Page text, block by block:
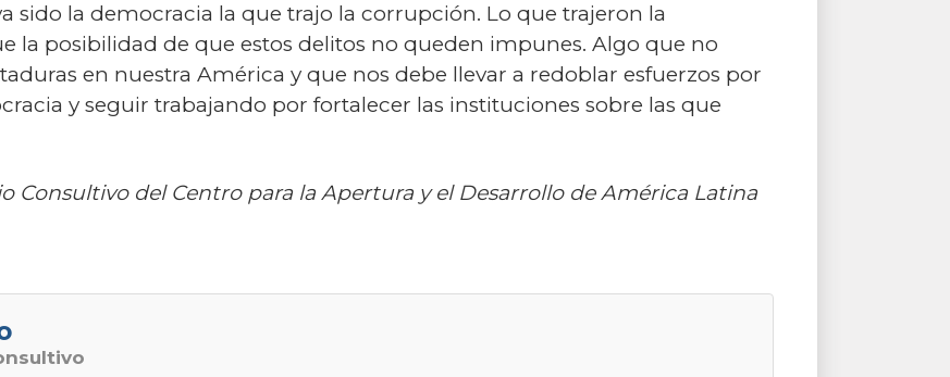
sido la democracia la que trajo la corrupción. Lo que trajeron la
la posibilidad de que estos delitos no queden impunes. Algo que no
en nuestra América y que nos debe llevar a redoblar esfuerzos por
y seguir trabajando por fortalecer las instituciones sobre las que
Consultivo del Centro para la Apertura y el Desarrollo de América Latina